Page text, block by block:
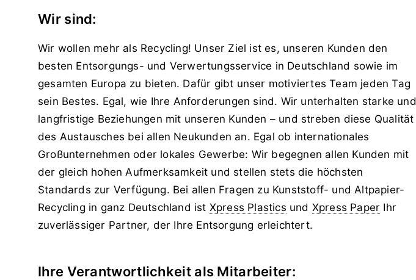
Wir sind:
Wir wollen mehr als Recycling! Unser Ziel ist es, unseren Kunden den
besten Entsorgungs- und Verwertungsservice in Deutschland sowie im
gesamten Europa zu bieten. Dafür gibt unser motiviertes Team jeden Tag
sein Bestes. Egal, wie Ihre Anforderungen sind. Wir unterhalten starke und
langfristige Beziehungen mit unseren Kunden – und streben diese Qualität
des Austausches bei allen Neukunden an. Egal ob internationales
Großunternehmen oder lokales Gewerbe: Wir begegnen allen Kunden mit
der gleich hohen Aufmerksamkeit und stellen stets die höchsten
Standards zur Verfügung. Bei allen Fragen zu Kunststoff- und Altpapier-
Recycling in ganz Deutschland ist Xpress Plastics und Xpress Paper Ihr
zuverlässiger Partner, der Ihre Entsorgung erleichtert.
Ihre Verantwortlichkeit als Mitarbeiter: